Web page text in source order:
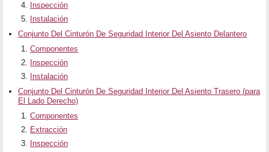
Inspección
Instalación
Conjunto Del Cinturón De Seguridad Interior Del Asiento Delantero
Componentes
Inspección
Instalación
Conjunto Del Cinturón De Seguridad Interior Del Asiento Trasero (para
El Lado Derecho)
Componentes
Extracción
Inspección